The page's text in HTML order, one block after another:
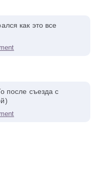
как это все
после съезда с